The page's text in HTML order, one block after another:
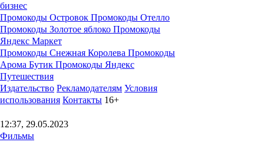
бизнес
Промокоды Островок Промокоды Отелло
Промокоды Золотое яблоко Промокоды
Яндекс Маркет
Промокоды Снежная Королева Промокоды
Арома Бутик Промокоды Яндекс
Путешествия
Издательство Рекламодателям Условия
использования Контакты 16+
12:37, 29.05.2023
Фильмы